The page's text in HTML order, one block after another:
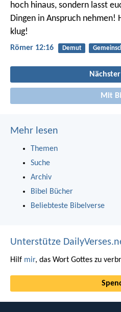
hoch hinaus, sondern lasst
Dingen in Anspruch
klug!
Römer 12:16 Demut
Mit
Mehr lesen
Themen
Suche
Archiv
Bibel Bücher
Beliebteste Bibelverse
Unterstütze
Hilf mir, das Wort Gottes zu